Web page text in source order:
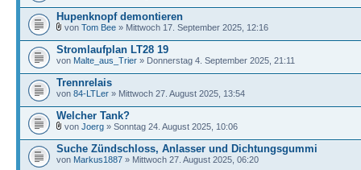
Hupenknopf demontieren
von Tom Bee » Mittwoch 17. September 2025, 12:16
Stromlaufplan LT28 19
von Malte_aus_Trier » Donnerstag 4. September 2025, 21:11
Trennrelais
von 84-LTLer » Mittwoch 27. August 2025, 13:54
Welcher Tank?
von Joerg » Sonntag 24. August 2025, 10:06
Suche Zündschloss, Anlasser und Dichtungsgummi
von Markus1887 » Mittwoch 27. August 2025, 06:20